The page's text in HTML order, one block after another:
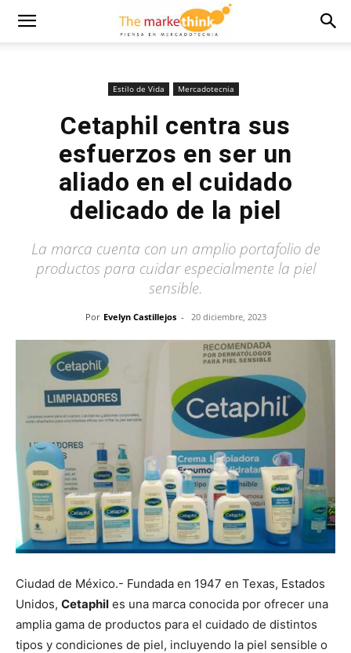
Estilo de Vida Mercadotecnia
Cetaphil centra sus
esfuerzos en ser un
aliado en el cuidado
delicado de la piel
La marca cuenta con un amplio portafolio de
productos para cuidar especialmente la piel
sensible.
Por Evelyn Castillejos - 20 diciembre, 2023
Ciudad de México.- Fundada en 1947 en Texas, Estados
Unidos, Cetaphil es una marca conocida por ofrecer una
amplia gama de productos para el cuidado de distintos
tipos y condiciones de piel, incluyendo la piel sensible o